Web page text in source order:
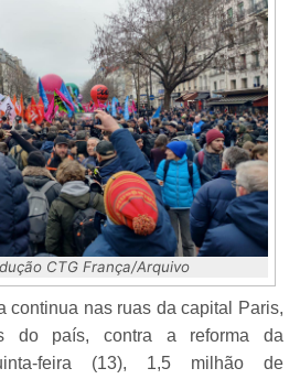
CTG França/Arquivo
continua nas ruas da capital Paris,
do país, contra a reforma da
feira (13), 1,5 milhão de